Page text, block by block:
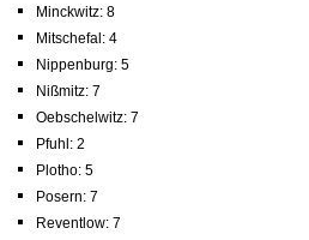
Minckwitz: 8
Mitschefal: 4
Nippenburg: 5
Nißmitz: 7
Oebschelwitz: 7
Pfuhl: 2
Plotho: 5
Posern: 7
Reventlow: 7